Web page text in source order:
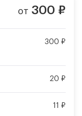
от 300 ₽
300 ₽
20 ₽
11 ₽